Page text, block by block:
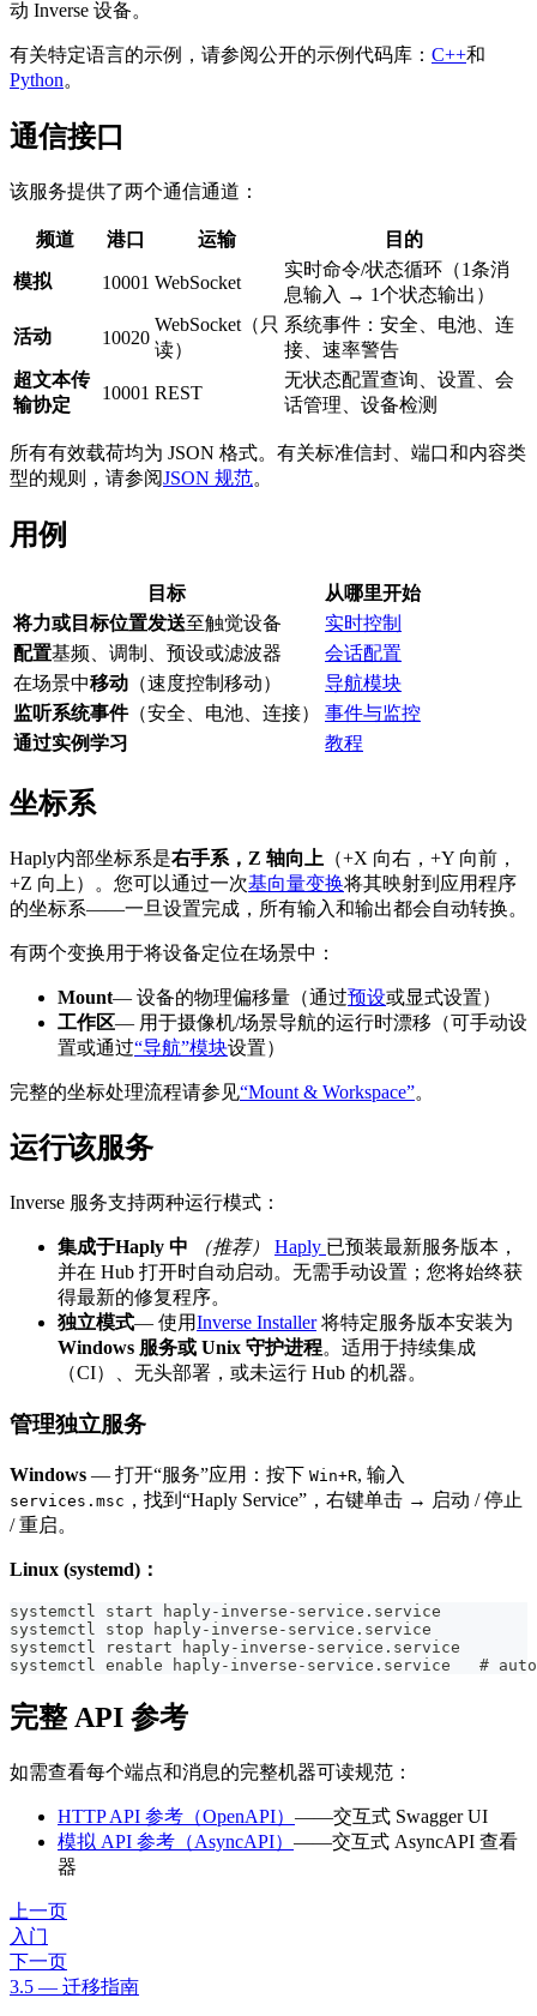
动 Inverse 设备。
有关特定语言的示例，请参阅公开的示例代码库： C++和
Python。
通信接口
该服务提供了两个通信通道：
频道 港口 运输 目的
模拟 10001 WebSocket
实时命令/状态循环（1条消
息输入 → 1个状态输出）
活动 10020
WebSocket（只
读）
系统事件：安全、电池、连
接、速率警告
超文本传
输协定
10001 REST
无状态配置查询、设置、会
话管理、设备检测
所有有效载荷均为 JSON 格式。有关标准信封、端口和内容类
型的规则，请参阅JSON 规范。
用例
目标
从哪里开始
将力或目标位置发送至触觉设备
实时控制
配置基频、调制、预设或滤波器
会话配置
在场景中移动 （速度控制移动）
导航模块
监听系统事件（安全、电池、连接）
事件与监控
通过实例学习
教程
坐标系
Haply内部坐标系是右手系，Z 轴向上 （+X 向右，+Y 向前，
+Z 向上）。您可以通过一次基向量变换将其映射到应用程序
的坐标系——一旦设置完成，所有输入和输出都会自动转换。
有两个变换用于将设备定位在场景中：
Mount— 设备的物理偏移量（通过预设或显式设置）
工作区— 用于摄像机/场景导航的运行时漂移（可手动设
置或通过“导航”模块设置）
完整的坐标处理流程请参见“Mount & Workspace”。
运行该服务
Inverse 服务支持两种运行模式：
集成于Haply 中 （推荐） Haply 已预装最新服务版本，
并在 Hub 打开时自动启动。无需手动设置；您将始终获
得最新的修复程序。
独立模式— 使用Inverse Installer将特定服务版本安装为
Windows 服务或 Unix 守护进程。适用于持续集成
（CI）、无头部署，或未运行 Hub 的机器。
管理独立服务
Windows — 打开“服务”应用：按下 Win+R, 输入
services.msc ，找到“Haply Service”，右键单击 → 启动 / 停止
/ 重启。
Linux (systemd)：
systemctl start haply-inverse-service.service
systemctl stop haply-inverse-service.service
systemctl restart haply-inverse-service.service
systemctl enable haply-inverse-service.service   #
完整 API 参考
如需查看每个端点和消息的完整机器可读规范：
HTTP API 参考（OpenAPI） ——交互式 Swagger UI
模拟 API 参考（AsyncAPI） ——交互式 AsyncAPI 查看
器
上一页
入门
下一页
3.5 — 迁移指南